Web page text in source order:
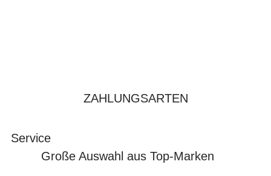
ZAHLUNGSARTEN
Service
Große Auswahl aus Top-Marken